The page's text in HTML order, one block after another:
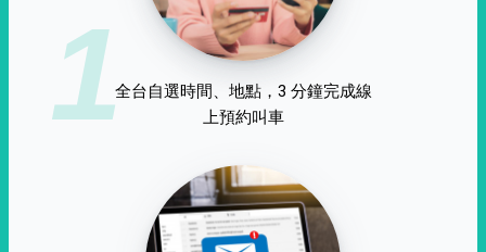
1全台自選時間、地點，3 分鐘完成線
上預約叫車